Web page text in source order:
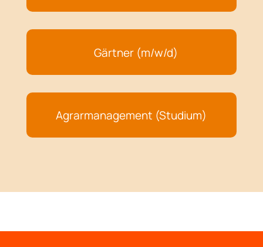
Gärtner (m/w/d)
Agrarmanagement (Studium)